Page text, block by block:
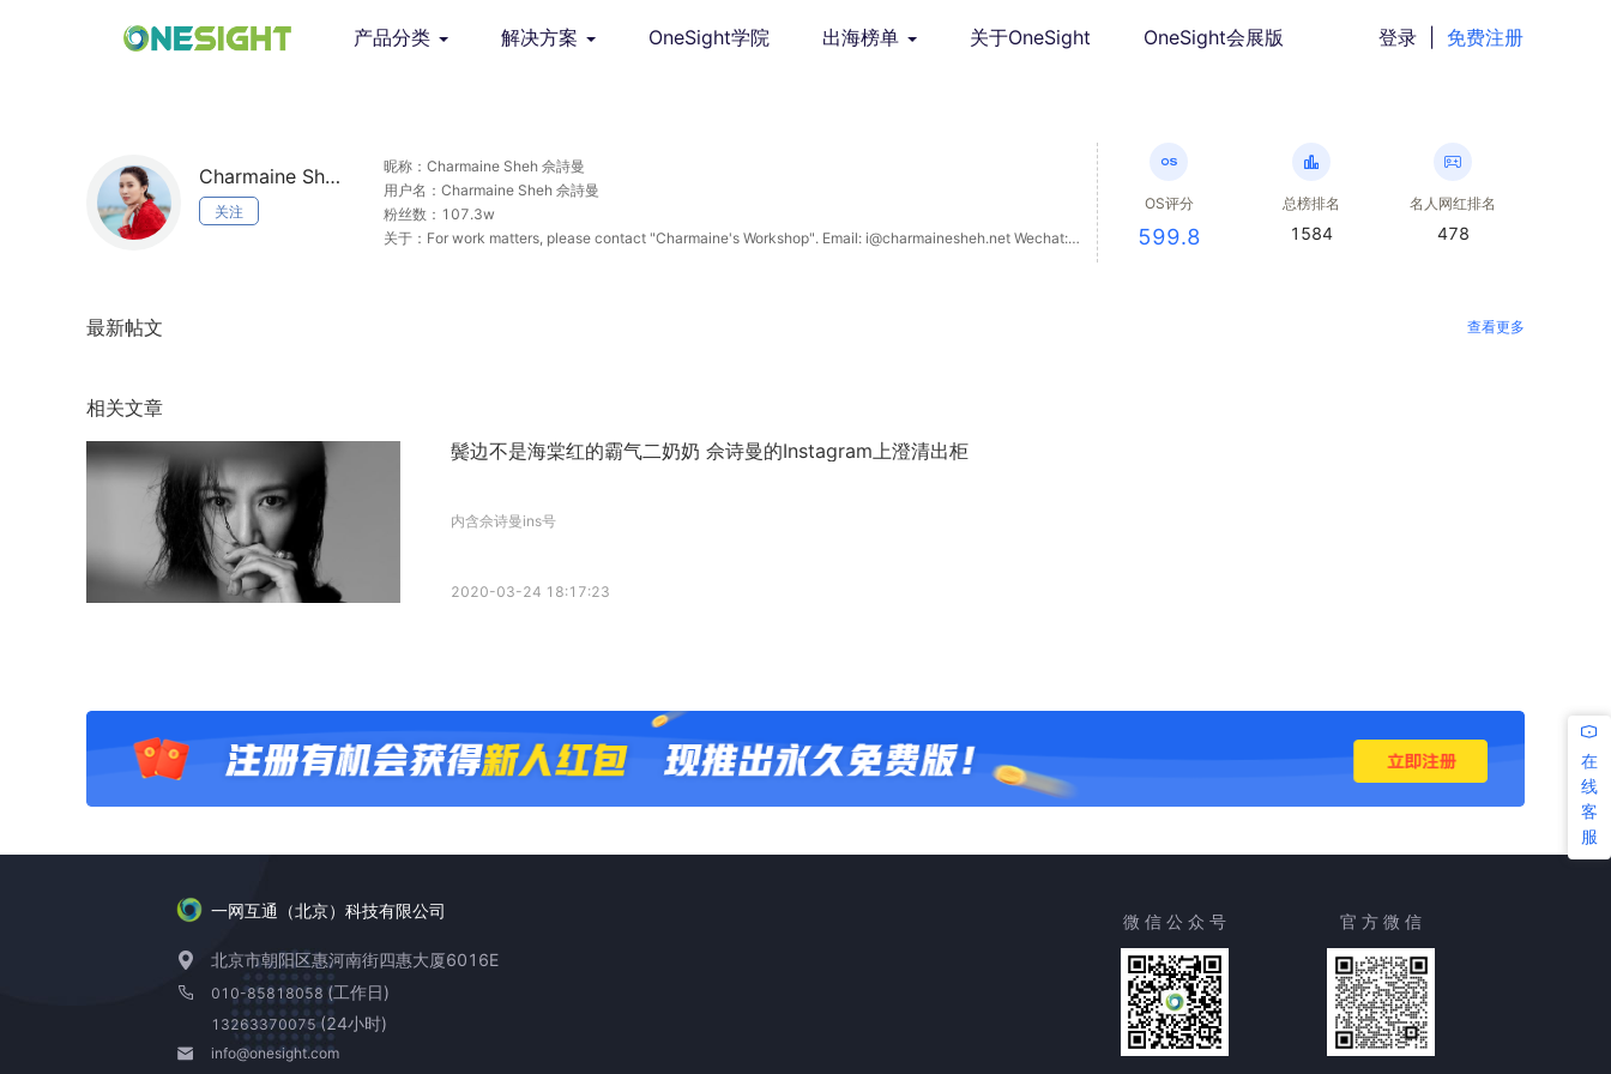
产品分类 解决方案 OneSight学院 出海榜单 关于OneSight OneSight会展版 登录 免费注册
Charmaine Sheh 佘詩曼
关注
昵称：Charmaine Sheh 佘詩曼
用户名：Charmaine Sheh 佘詩曼
粉丝数：107.3w
关于：For work matters, please contact "Charmaine's Workshop". Email: i@charmainesheh.net Wechat:
OS评分
599.8
总榜排名
1584
名人网红排名
478
最新帖文 查看更多
相关文章
鬓边不是海棠红的霸气二奶奶 佘诗曼的Instagram上澄清出柜
内含佘诗曼ins号
2020-03-24 18:17:23
在
线
客
服
一网互通（北京）科技有限公司
北京市朝阳区惠河南街四惠大厦6016E
010-85818058 (工作日)
13263370075(24小时)
info@onesight.com
微 信 公 众 号 官 方 微 信